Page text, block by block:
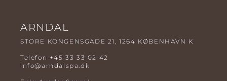
ARNDAL
STORE KONGENSGADE 21, 1264 KØBENHAVN K
Telefon +45 33 33 02 42
info@arndalspa.dk